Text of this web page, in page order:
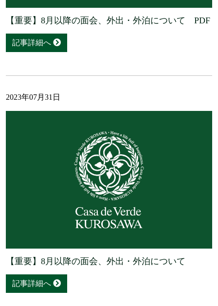
【重要】8月以降の面会、外出・外泊について PDF
記事詳細へ
2023年07月31日
【重要】8月以降の面会、外出・外泊について
記事詳細へ